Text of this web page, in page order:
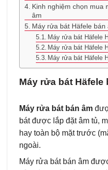
Kinh nghiệm chọn mua
âm
Máy rửa bát Häfele bán
Máy rửa bát Häfele
Máy rửa bát Häfele
Máy rửa bát Häfele
Máy rửa bát Häfele
Máy rửa bát bán âm
bát được lắp đặt âm tủ,
hay toàn bộ mặt trước
ngoài.
Máy rửa bát bán âm